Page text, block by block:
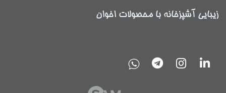
زیبایی آشپزخانه با محصولات اخوان